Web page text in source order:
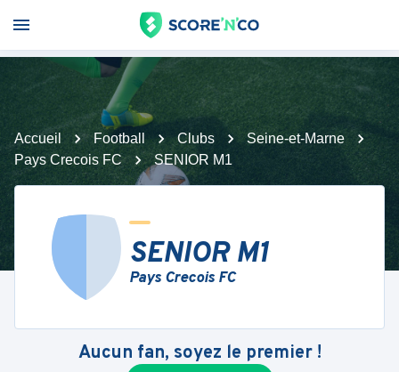
Accueil Football Clubs
Seine-et-Marne
Pays Crecois FC
SENIOR M1
SENIOR M1
Pays Crecois FC
Aucun fan, soyez le premier !